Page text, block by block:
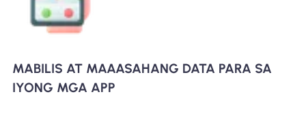
MABILIS AT MAAASAHANG DATA PARA SA
IYONG MGA APP